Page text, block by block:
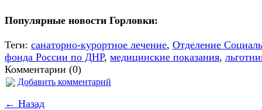
Популярные новости Горловки:
Теги: санаторно-курортное лечение, Отделение
фонда России по ДНР, медицинские показания,
Комментарии (0)
Добавить комментарий
← Назад